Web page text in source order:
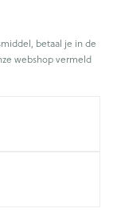
betaal je in de
webshop vermeld